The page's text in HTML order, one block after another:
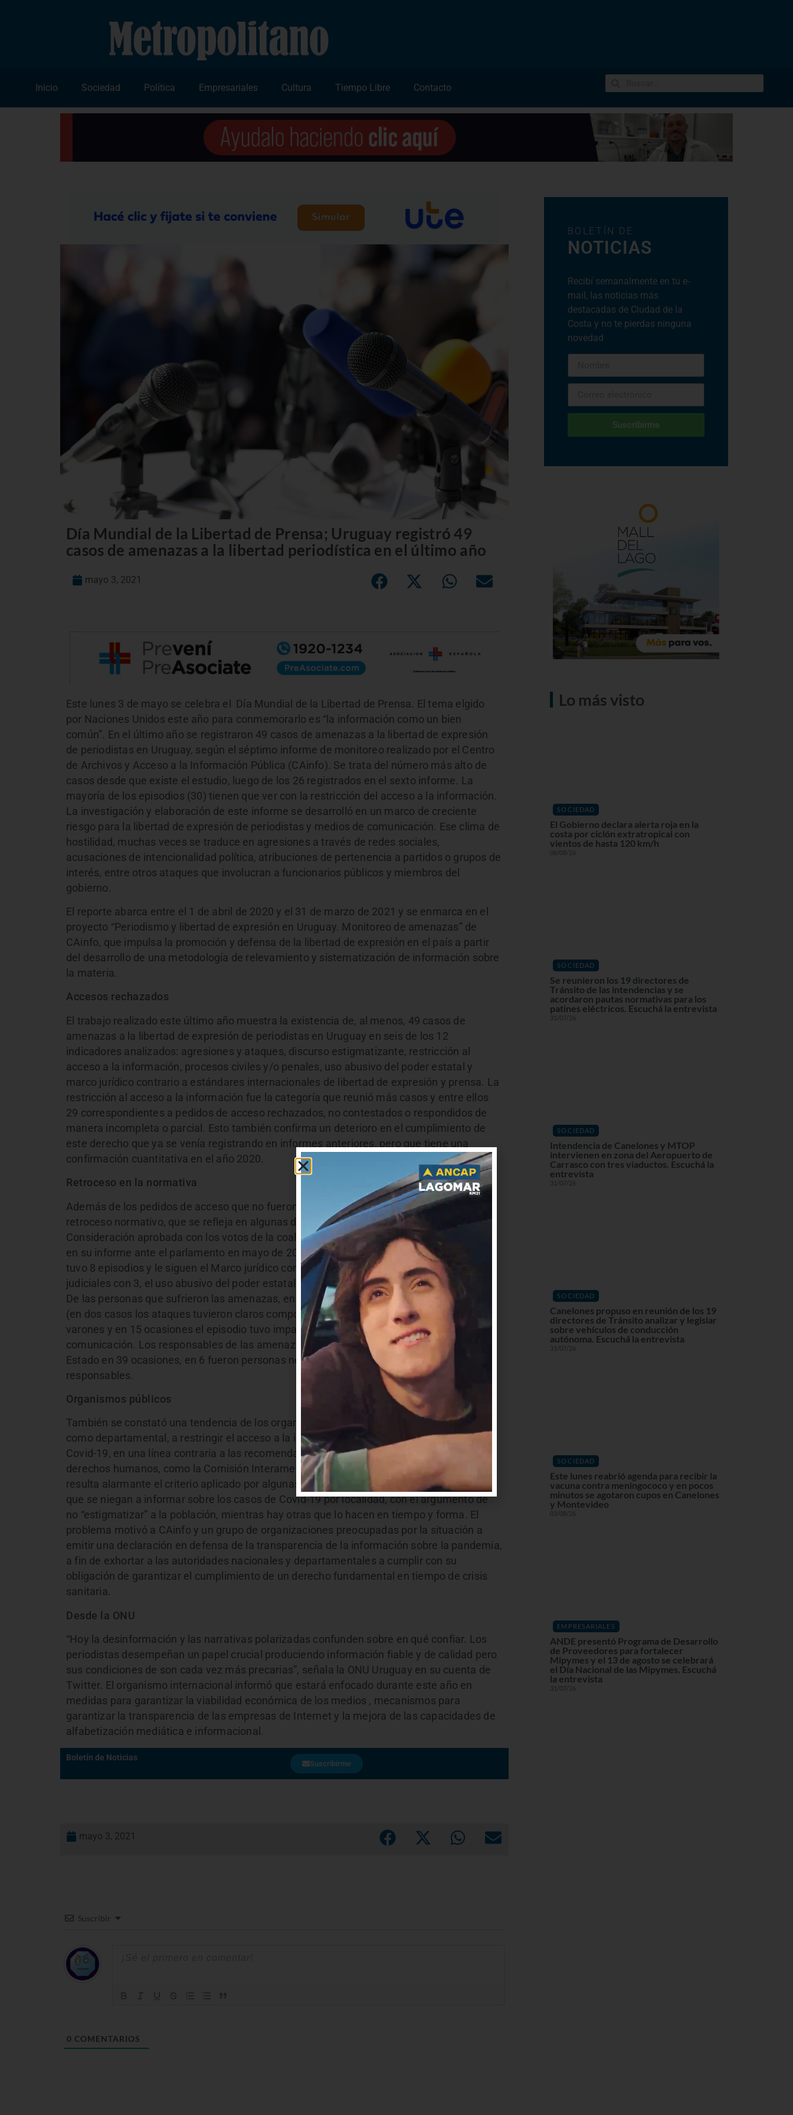
Inicio Sociedad Política Empresariales Cultura Tiempo Libre Contacto
Día Mundial de la Libertad de Prensa; Uruguay registró 49
casos de amenazas a la libertad periodística en el último año
mayo 3, 2021
Este lunes 3 de mayo se celebra el Día Mundial de la Libertad de Prensa. El tema elgido
por Naciones Unidos este año para conmemorarlo es “la información como un bien
común”. En el último año se registraron 49 casos de amenazas a la libertad de expresión
de periodistas en Uruguay, según el séptimo informe de monitoreo realizado por el Centro
de Archivos y Acceso a la Información Pública (CAinfo). Se trata del número más alto de
casos desde que existe el estudio, luego de los 26 registrados en el sexto informe. La
mayoría de los episodios (30) tienen que ver con la restricción del acceso a la información.
La investigación y elaboración de este informe se desarrolló en un marco de creciente
riesgo para la libertad de expresión de periodistas y medios de comunicación. Ese clima de
hostilidad, muchas veces se traduce en agresiones a través de redes sociales,
acusaciones de intencionalidad política, atribuciones de pertenencia a partidos o grupos de
interés, entre otros ataques que involucran a funcionarios públicos y miembros del
gobierno.
El reporte abarca entre el 1 de abril de 2020 y el 31 de marzo de 2021 y se enmarca en el
proyecto “Periodismo y libertad de expresión en Uruguay. Monitoreo de amenazas” de
CAinfo, que impulsa la promoción y defensa de la libertad de expresión en el país a partir
del desarrollo de una metodología de relevamiento y sistematización de información sobre
la materia.
Accesos rechazados
El trabajo realizado este último año muestra la existencia de, al menos, 49 casos de
amenazas a la libertad de expresión de periodistas en Uruguay en seis de los 12
indicadores analizados: agresiones y ataques, discurso estigmatizante, restricción al
acceso a la información, procesos civiles y/o penales, uso abusivo del poder estatal y
marco jurídico contrario a estándares internacionales de libertad de expresión y prensa. La
restricción al acceso a la información fue la categoría que reunió más casos y entre ellos
29 correspondientes a pedidos de acceso rechazados, no contestados o respondidos de
manera incompleta o parcial. Esto también confirma un deterioro en el cumplimiento de
este derecho que ya se venía registrando en informes anteriores, pero que tiene una
confirmación cuantitativa en el año 2020.
Retroceso en la normativa
Además de los pedidos de acceso que no fueron respondidos también se registró un
retroceso normativo, que se refleja en algunas disposiciones de la Ley de Urgente
Consideración aprobada con los votos de la coalición de gobierno, según consignó CAinfo
en su informe ante el parlamento en mayo de 2020. La categoría Agresiones y ataques
tuvo 8 episodios y le siguen el Marco jurídico contrario a estándares con 4, los procesos
judiciales con 3, el uso abusivo del poder estatal con 2 y el Discurso estigmatizante con 2.
De las personas que sufrieron las amenazas, en 4 casos se afectó a periodistas mujeres
(en dos casos los ataques tuvieron claros componentes de violencia de género), en 30 a
varones y en 15 ocasiones el episodio tuvo impacto en equipos periodísticos o medios de
comunicación. Los responsables de las amenazas fueron organismos o funcionarios del
Estado en 39 ocasiones, en 6 fueron personas no estatales y en 5 no se identificó a los
responsables.
Organismos públicos
También se constató una tendencia de los organismos públicos, tanto a nivel nacional
como departamental, a restringir el acceso a la información vinculada a la pandemia de
Covid-19, en una línea contraria a las recomendaciones de organismos internacionales de
derechos humanos, como la Comisión Interamericana (CIDH). En este sentido, a CAinfo le
resulta alarmante el criterio aplicado por algunas direcciones departamentales de salud
que se niegan a informar sobre los casos de Covid-19 por localidad, con el argumento de
no “estigmatizar” a la población, mientras hay otras que lo hacen en tiempo y forma. El
problema motivó a CAinfo y un grupo de organizaciones preocupadas por la situación a
emitir una declaración en defensa de la transparencia de la información sobre la pandemia,
a fin de exhortar a las autoridades nacionales y departamentales a cumplir con su
obligación de garantizar el cumplimiento de un derecho fundamental en tiempo de crisis
sanitaria.
Desde la ONU
“Hoy la desinformación y las narrativas polarizadas confunden sobre en qué confiar. Los
periodistas desempeñan un papel crucial produciendo información fiable y de calidad pero
sus condiciones de son cada vez más precarias”, señala la ONU Uruguay en su cuenta de
Twitter. El organismo internacional informó que estará enfocado durante este año en
medidas para garantizar la viabilidad económica de los medios , mecanismos para
garantizar la transparencia de las empresas de Internet y la mejora de las capacidades de
alfabetización mediática e informacional.
Boletín de Noticias
Suscribirme
mayo 3, 2021
Suscribir
0 COMENTARIOS
BOLETÍN DE
NOTICIAS
Recibí semanalmente en tu e-
mail, las noticias más
destacadas de Ciudad de la
Costa y no te pierdas ninguna
novedad
Suscribirme
Lo más visto
SOCIEDAD
El Gobierno declara alerta roja en la
costa por ciclón extratropical con
vientos de hasta 120 km/h
06/08/26
SOCIEDAD
Se reunieron los 19 directores de
Tránsito de las intendencias y se
acordaron pautas normativas para los
patines eléctricos. Escuchá la entrevista
31/07/26
SOCIEDAD
Intendencia de Canelones y MTOP
intervienen en zona del Aeropuerto de
Carrasco con tres viaductos. Escuchá la
entrevista
31/07/26
SOCIEDAD
Canelones propuso en reunión de los 19
directores de Tránsito analizar y legislar
sobre vehículos de conducción
autónoma. Escuchá la entrevista
31/07/26
SOCIEDAD
Este lunes reabrió agenda para recibir la
vacuna contra meningococo y en pocos
minutos se agotaron cupos en Canelones
y Montevideo
03/08/26
EMPRESARIALES
ANDE presentó Programa de Desarrollo
de Proveedores para fortalecer
Mipymes y el 13 de agosto se celebrará
el Día Nacional de las Mipymes. Escuchá
la entrevista
31/07/26